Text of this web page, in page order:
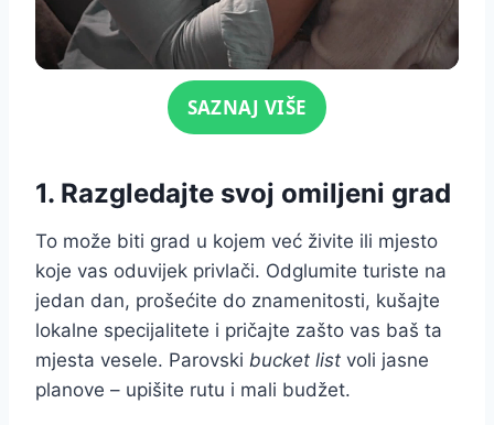
Click for soundSAZNAJ VIŠE
1. Razgledajte svoj omiljeni grad
To može biti grad u kojem već živite ili mjesto
koje vas oduvijek privlači. Odglumite turiste na
jedan dan, prošećite do znamenitosti, kušajte
lokalne specijalitete i pričajte zašto vas baš ta
mjesta vesele. Parovski bucket list voli jasne
planove – upišite rutu i mali budžet.